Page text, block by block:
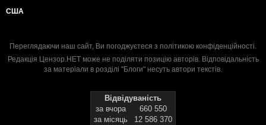
США
Переглядаючи наш сайт, Ви погоджуєтеся з політикою конфіденційності.
Редакція Цензор.НЕТ може не поділяти позицію авторів. Відповідальність
за матеріали в розділі "Блоги" несуть автори текстів.
Відвідуваність
за вчора
660 550
за місяць
12 586 370